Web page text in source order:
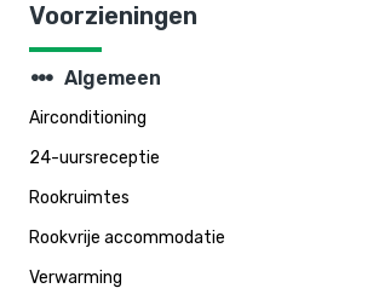
Voorzieningen
steppers Algemeen
Airconditioning
24-uursreceptie
Rookruimtes
Rookvrije accommodatie
Verwarming